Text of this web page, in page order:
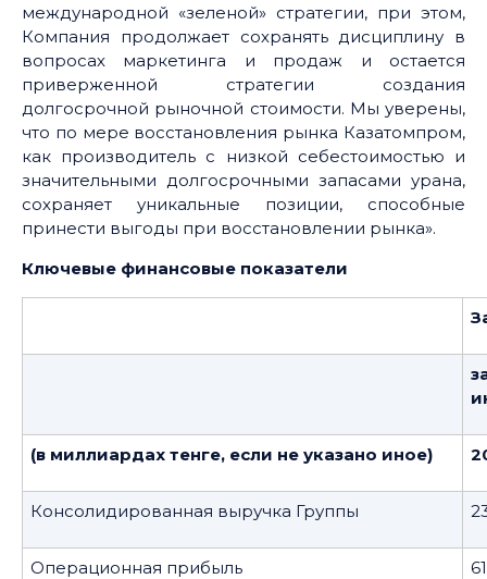
международной «зеленой» стратегии, при этом,
Компания продолжает сохранять дисциплину в
вопросах маркетинга и продаж и остается
приверженной стратегии создания
долгосрочной рыночной стоимости. Мы уверены,
что по мере восстановления рынка Казатомпром,
как производитель с низкой себестоимостью и
значительными долгосрочными запасами урана,
сохраняет уникальные позиции, способные
принести выгоды при восстановлении рынка».
Ключевые финансовые показатели
(в миллиардах тенге, если не указано иное)
Консолидированная выручка Группы
Операционная прибыль